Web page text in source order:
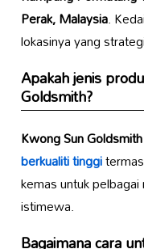
Perak, Malaysia.
lokasinya yang
Apakah jenis
Goldsmith?
Kwong Sun Goldsmith
berkualiti tinggi
kemas untuk
istimewa.
Bagaimana cara